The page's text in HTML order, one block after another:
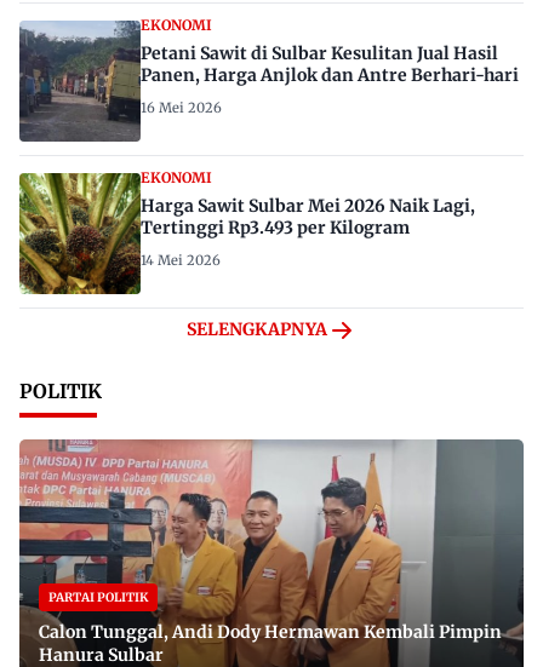
EKONOMI
Petani Sawit di Sulbar Kesulitan Jual Hasil
Panen, Harga Anjlok dan Antre Berhari-hari
16 Mei 2026
EKONOMI
Harga Sawit Sulbar Mei 2026 Naik Lagi,
Tertinggi Rp3.493 per Kilogram
14 Mei 2026
SELENGKAPNYA
POLITIK
PARTAI POLITIK
Calon Tunggal, Andi Dody Hermawan Kembali Pimpin
Hanura Sulbar